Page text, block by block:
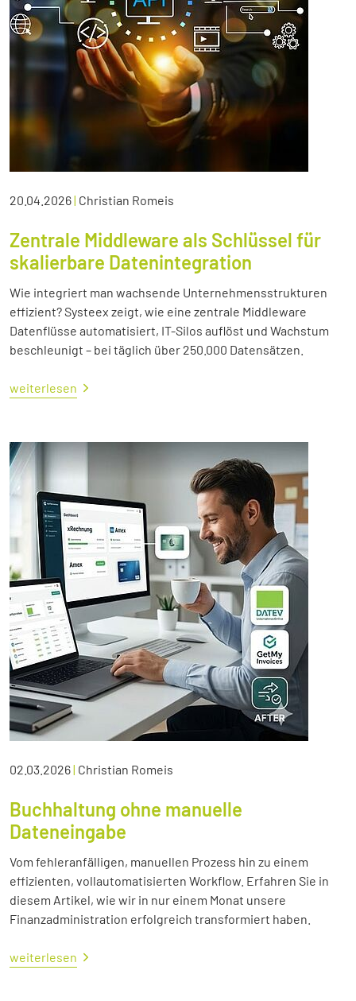
20.04.2026| Christian Romeis
Zentrale Middleware als Schlüssel für
skalierbare Datenintegration
Wie integriert man wachsende Unternehmensstrukturen
effizient? Systeex zeigt, wie eine zentrale Middleware
Datenflüsse automatisiert, IT-Silos auflöst und Wachstum
beschleunigt – bei täglich über 250.000 Datensätzen.
weiterlesen
02.03.2026| Christian Romeis
Buchhaltung ohne manuelle
Dateneingabe
Vom fehleranfälligen, manuellen Prozess hin zu einem
effizienten, vollautomatisierten Workflow. Erfahren Sie in
diesem Artikel, wie wir in nur einem Monat unsere
Finanzadministration erfolgreich transformiert haben.
weiterlesen